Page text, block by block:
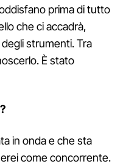
prima di tutto
che ci accadrà,
strumenti. Tra
È stato
in onda e che sta
come concorrente.